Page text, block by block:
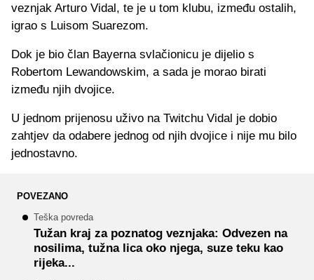
veznjak Arturo Vidal, te je u tom klubu, između ostalih,
igrao s Luisom Suarezom.
Dok je bio član Bayerna svlačionicu je dijelio s
Robertom Lewandowskim, a sada je morao birati
između njih dvojice.
U jednom prijenosu uživo na Twitchu Vidal je dobio
zahtjev da odabere jednog od njih dvojice i nije mu bilo
jednostavno.
POVEZANO
Teška povreda
Tužan kraj za poznatog veznjaka: Odvezen na
nosilima, tužna lica oko njega, suze teku kao
rijeka...